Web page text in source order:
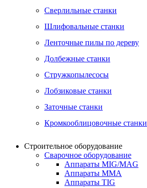
Сверлильные станки
Шлифовальные станки
Ленточные пилы по дереву
Долбежные станки
Стружкопылесосы
Лобзиковые станки
Заточные станки
Кромкооблицовочные станки
Строительное оборудование
Сварочное оборудование
Аппараты MIG/MAG
Аппараты MMA
Аппараты TIG